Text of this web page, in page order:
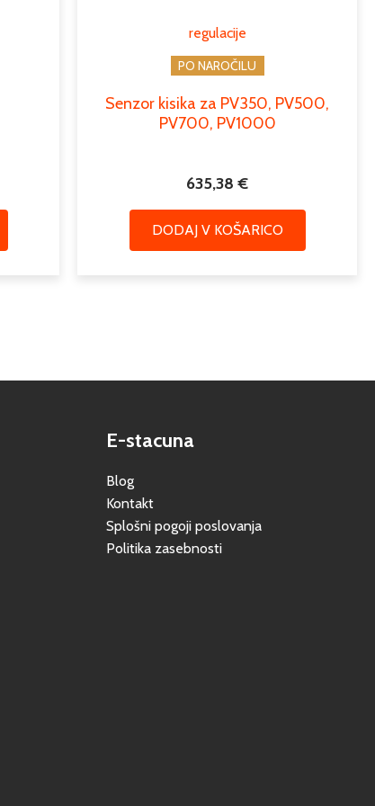
regulacije
PO NAROČILU
Senzor kisika za PV350, PV500,
PV700, PV1000
635,38 €
DODAJ V KOŠARICO
E-stacuna
Blog
Kontakt
Splošni pogoji poslovanja
Politika zasebnosti